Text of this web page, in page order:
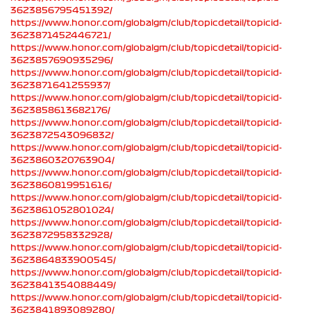
3623856795451392/
https://www.honor.com/globalgm/club/topicdetail/topicid-
3623871452446721/
https://www.honor.com/globalgm/club/topicdetail/topicid-
3623857690935296/
https://www.honor.com/globalgm/club/topicdetail/topicid-
3623871641255937/
https://www.honor.com/globalgm/club/topicdetail/topicid-
3623858613682176/
https://www.honor.com/globalgm/club/topicdetail/topicid-
3623872543096832/
https://www.honor.com/globalgm/club/topicdetail/topicid-
3623860320763904/
https://www.honor.com/globalgm/club/topicdetail/topicid-
3623860819951616/
https://www.honor.com/globalgm/club/topicdetail/topicid-
3623861052801024/
https://www.honor.com/globalgm/club/topicdetail/topicid-
3623872958332928/
https://www.honor.com/globalgm/club/topicdetail/topicid-
3623864833900545/
https://www.honor.com/globalgm/club/topicdetail/topicid-
3623841354088449/
https://www.honor.com/globalgm/club/topicdetail/topicid-
3623841893089280/